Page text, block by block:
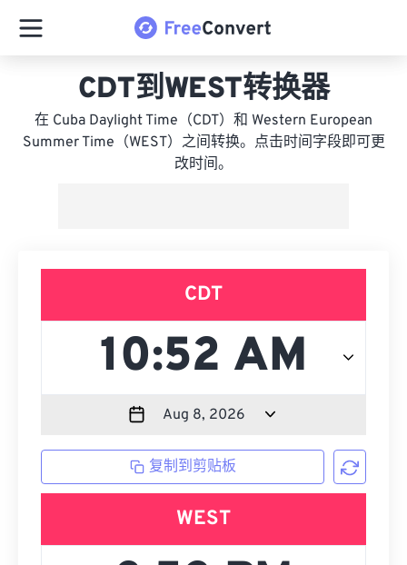
CDT到WEST转换器
在 Cuba Daylight Time（CDT）和 Western European
Summer Time（WEST）之间转换。点击时间字段即可更
改时间。
CDT
复制到剪贴板
WEST